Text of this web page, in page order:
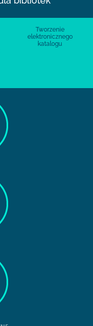
Tworzenie
elektronicznego
katalogu